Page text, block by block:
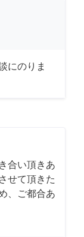
にのりま
合い頂きあ
せて頂きた
、ご都合あ